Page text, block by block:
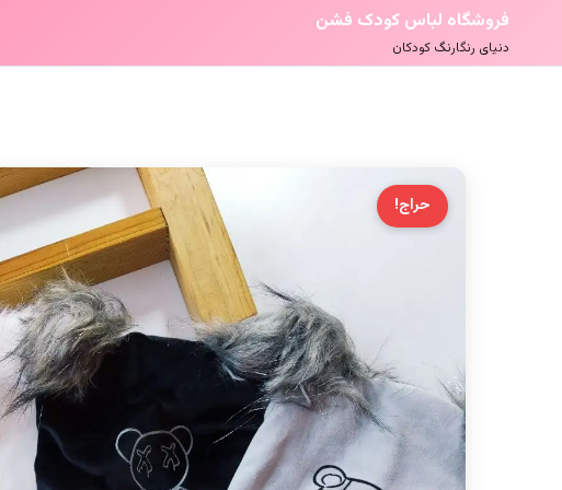
فروشگاه لباس کودک فشن
دنیای رنگارنگ کودکان
حراج!